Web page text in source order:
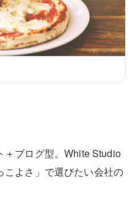
＋ブログ型。White Studio
よさ」で選びたい会社の